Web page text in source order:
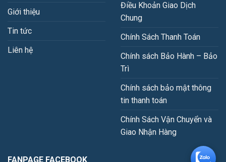
Giới thiệu
Tin tức
Liên hệ
Điều Khoản Giao Dịch
Chung
Chính Sách Thanh Toán
Chính sách Bảo Hành – Bảo
Trì
Chính sách bảo mật thông
tin thanh toán
Chính Sách Vận Chuyển và
Giao Nhận Hàng
FANPAGE FACEBOOK